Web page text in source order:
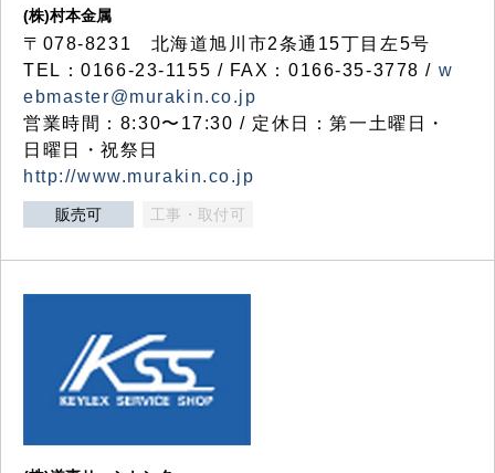
(株)村本金属
〒078-8231 北海道旭川市2条通15丁目左5号
TEL：0166-23-1155 / FAX：0166-35-3778 / w
ebmaster@murakin.co.jp
営業時間：8:30〜17:30 / 定休日：第一土曜日・
日曜日・祝祭日
http://www.murakin.co.jp
販売可 工事・取付可